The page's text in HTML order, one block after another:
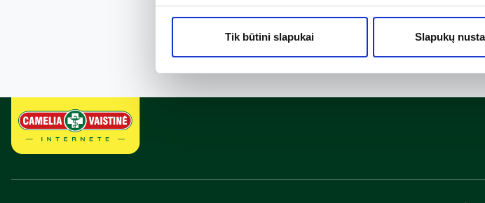
Tik būtini slapukai Slapukų